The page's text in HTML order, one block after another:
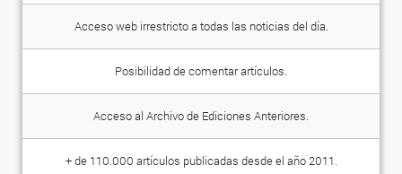
Acceso web irrestricto a todas las noticias del día.
Posibilidad de comentar artículos.
Acceso al Archivo de Ediciones Anteriores.
+ de 110.000 artículos publicadas desde el año 2011.